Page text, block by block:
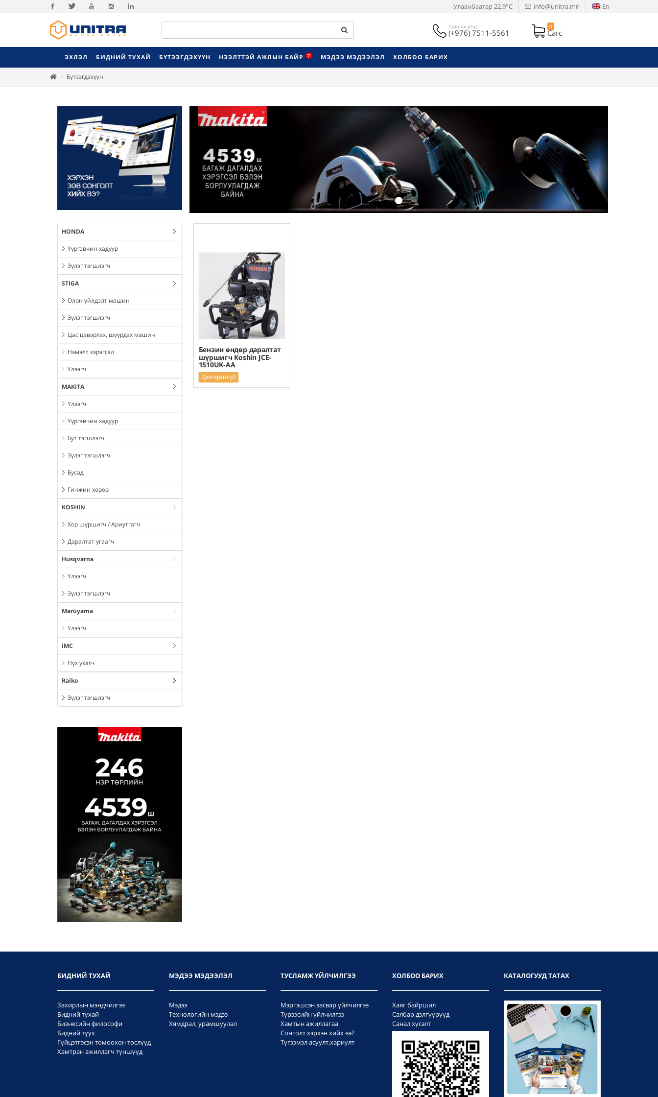
Facebook
Улаанбаатар22.9°C info@unitra.mn En
Лавлах утас
(+976) 7511-5561
0
Сагс
ЭХЛЭЛ БИДНИЙ ТУХАЙ БҮТЭЭГДЭХҮҮН НЭЭЛТТЭЙ АЖЛЫН БАЙР 7 МЭДЭЭ МЭДЭЭЛЭЛ ХОЛБОО БАРИХ
Бүтээгдэхүүн
HONDA
Үүргэвчин хадуур
Зүлэг тэгшлэгч
STIGA
Олон үйлдэлт машин
Зүлэг тэгшлэгч
Цас цэвэрлэх, шүүрдэх машин
Нэмэлт хэрэгсэл
Үлээгч
MAKITA
Үлээгч
Үүргэвчин хадуур
Бут тэгшлэгч
Зүлэг тэгшлэгч
Бусад
Гинжин хөрөө
KOSHIN
Хор шүршигч / Ариутгагч
Даралтат угаагч
Husqvarna
Үлээгч
Зүлэг тэгшлэгч
Maruyama
Үлээгч
IMC
Нүх ухагч
Raiko
Зүлэг тэгшлэгч
Previous
Бензин өндөр даралтат
шүршигч Koshin JCE-
1510UK-AA
Дэлгэрэнгүй
БИДНИЙ ТУХАЙ
Захирлын мэндчилгээ
Бидний тухай
Бизнесийн философи
Бидний түүх
Гүйцэтгэсэн томоохон төслүүд
Хамтран ажиллагч түншүүд
МЭДЭЭ МЭДЭЭЛЭЛ
Мэдээ
Технологийн мэдээ
Хямдрал, урамшуулал
ТУСЛАМЖ ҮЙЛЧИЛГЭЭ
Мэргэшсэн засвар үйлчилгээ
Түрээсийн үйлчилгээ
Хамтын ажиллагаа
Сонголт хэрхэн хийх вэ?
Түгээмэл асуулт,хариулт
ХОЛБОО БАРИХ
Хаяг байршил
Салбар дэлгүүрүүд
Санал хүсэлт
КАТАЛОГУУД ТАТАХ